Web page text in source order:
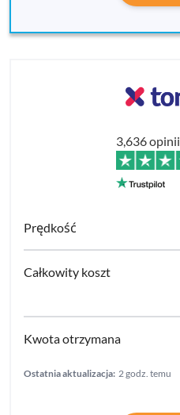
3,636 opinii
Ostatnia aktualizacja: 2 godz. temu